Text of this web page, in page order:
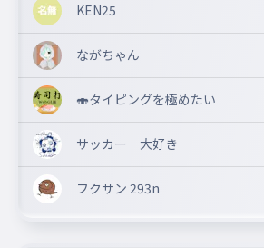
KEN25
ながちゃん
🍣タイピングを極めたい
サッカー 大好き
フクサン 293n